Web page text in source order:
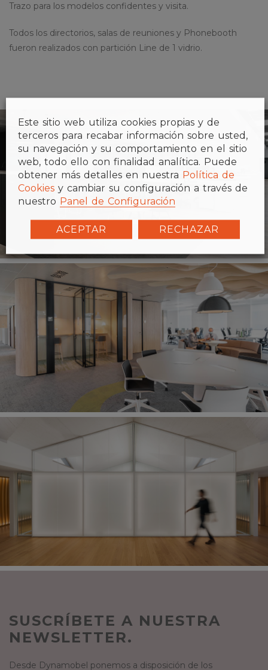
Trazo para los modelos confidentes y visita.
Todos los directorios, salas de reuniones y Phonebooth
fueron realizados con partición Line de 1 vidrio.
SUSCRÍBETE A NUESTRA
NEWSLETTER.
Desde Dynamobel ponemos a disposición de los
Este sitio web utiliza cookies propias y de
terceros para recabar información sobre usted,
su navegación y su comportamiento en el sitio
web, todo ello con finalidad analítica. Puede
obtener más detalles en nuestra Política de
Cookies y cambiar su configuración a través de
nuestro Panel de Configuración
ACEPTAR RECHAZAR